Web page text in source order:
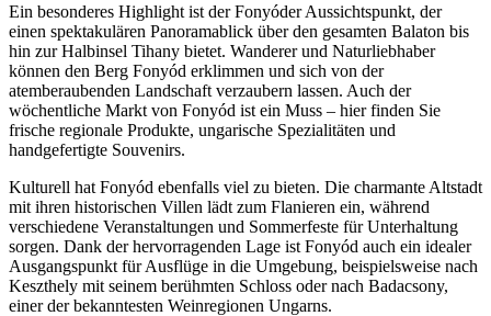
Ein besonderes Highlight ist der Fonyóder Aussichtspunkt, der
einen spektakulären Panoramablick über den gesamten Balaton bis
hin zur Halbinsel Tihany bietet. Wanderer und Naturliebhaber
können den Berg Fonyód erklimmen und sich von der
atemberaubenden Landschaft verzaubern lassen. Auch der
wöchentliche Markt von Fonyód ist ein Muss – hier finden Sie
frische regionale Produkte, ungarische Spezialitäten und
handgefertigte Souvenirs.
Kulturell hat Fonyód ebenfalls viel zu bieten. Die charmante Altstadt
mit ihren historischen Villen lädt zum Flanieren ein, während
verschiedene Veranstaltungen und Sommerfeste für Unterhaltung
sorgen. Dank der hervorragenden Lage ist Fonyód auch ein idealer
Ausgangspunkt für Ausflüge in die Umgebung, beispielsweise nach
Keszthely mit seinem berühmten Schloss oder nach Badacsony,
einer der bekanntesten Weinregionen Ungarns.